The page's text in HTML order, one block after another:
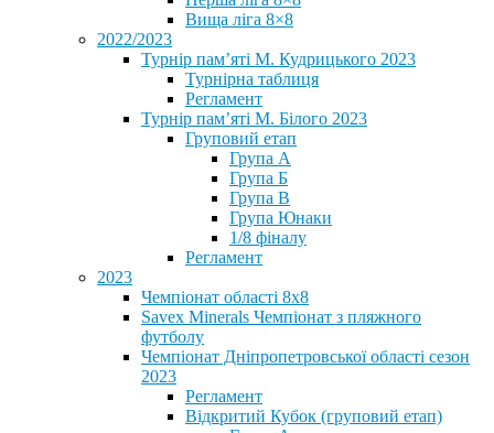
Вища ліга 8×8
2022/2023
Турнір пам’яті М. Кудрицького 2023
Турнірна таблиця
Регламент
Турнір пам’яті М. Білого 2023
Груповий етап
Група А
Група Б
Група В
Група Юнаки
1/8 фіналу
Регламент
2023
Чемпіонат області 8х8
Savex Minerals Чемпіонат з пляжного
футболу
Чемпіонат Дніпропетровської області сезон
2023
Регламент
Відкритий Кубок (груповий етап)